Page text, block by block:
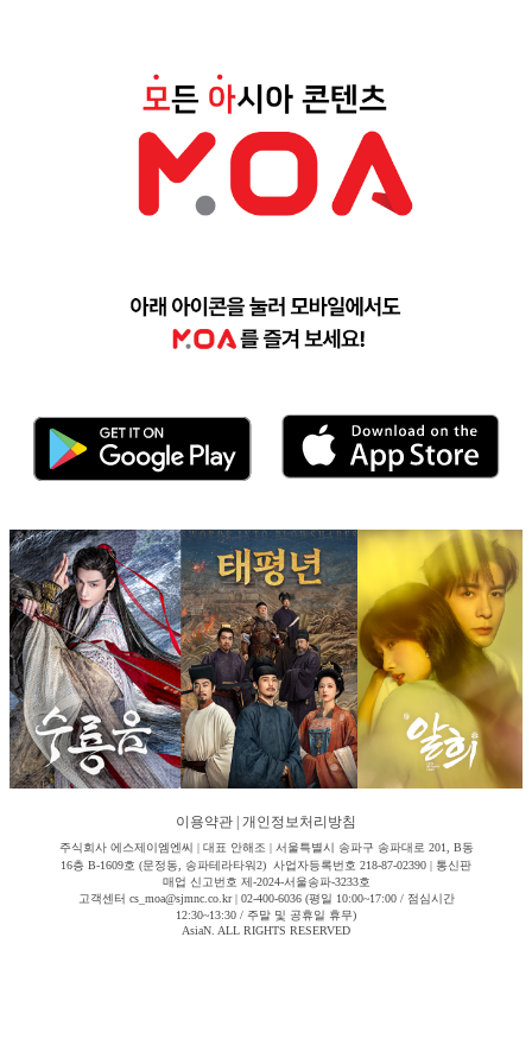
이용약관 개인정보처리방침
주식회사 에스제이엠엔씨 | 대표 안해조 | 서울특별시 송파구 송파대로 201, B동
16층 B-1609호 (문정동, 송파테라타워2) 사업자등록번호 218-87-02390 | 통신판
매업 신고번호 제-2024-서울송파-3233호
고객센터 cs_moa@sjmnc.co.kr | 02-400-6036 (평일 10:00~17:00 / 점심시간
12:30~13:30 / 주말 및 공휴일 휴무)
AsiaN. ALL RIGHTS RESERVED